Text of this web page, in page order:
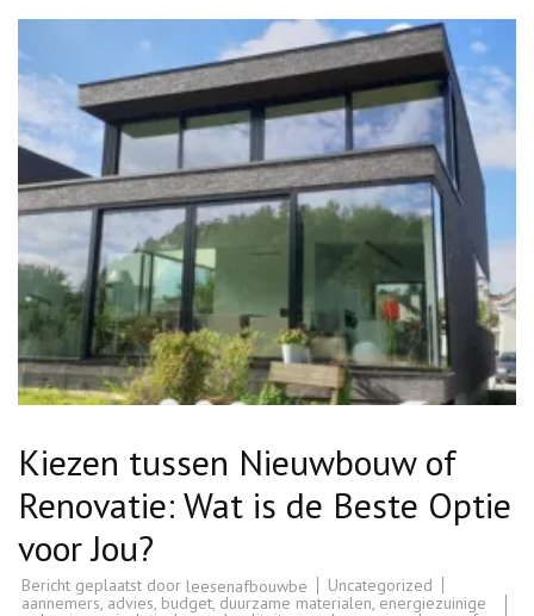
Kiezen tussen Nieuwbouw of
Renovatie: Wat is de Beste Optie
voor Jou?
Bericht geplaatst door leesenafbouwbe
Uncategorized
aannemers, advies, budget, duurzame materialen, energiezuinige